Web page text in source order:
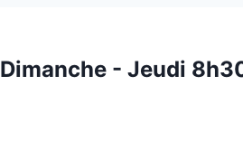
Dimanche - Jeudi